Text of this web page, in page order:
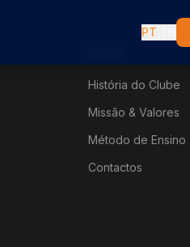
PT
História do Clube
Missão & Valores
Método de Ensino
Contactos